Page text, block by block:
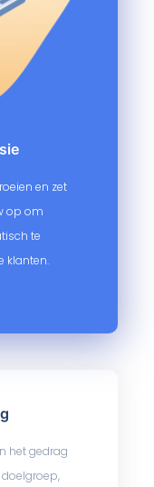
en zet
op om
te
klanten.
het gedrag